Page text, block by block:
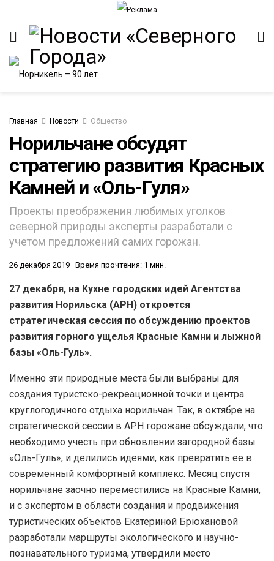
Главная Новости Общество
Норильчане обсудят
стратегию развития Красных
Камней и «Оль-Гуля»
Проекты преображения любимых уголков
северной природы эксперты разработали с
учетом предложений самих горожан.
26 декабря 2019 Время прочтения: 1 мин.
27 декабря, на Кухне городских идей Агентства
развития Норильска (АРН) откроется
стратегическая сессия по обсуждению проектов
развития горного ущелья Красные Камни и лыжной
базы «Оль-Гуль».
Именно эти природные места были выбраны для
создания туристско-рекреационной точки и центра
круглогодичного отдыха норильчан. Так, в октябре на
стратегической сессии в АРН горожане обсуждали, что
необходимо учесть при обновлении загородной базы
«Оль-Гуль», и делились идеями, как превратить ее в
современный комфортный комплекс. Месяц спустя
норильчане заочно переместились на Красные Камни,
и с экспертом в области создания и продвижения
туристических объектов Екатериной Брюхановой
разработали маршруты экологического и научно-
познавательного туризма, утвердили место